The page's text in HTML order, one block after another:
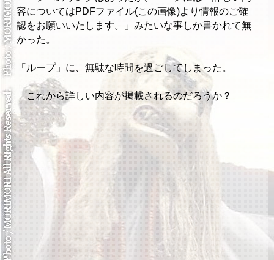
容についてはPDFファイル(この画像)より情報のご確
認をお願いいたします。」みたいな事しか書かれて無
かった。
「ループ」に、無駄な時間を過ごしてしまった。
これから詳しい内容が掲載されるのだろうか？